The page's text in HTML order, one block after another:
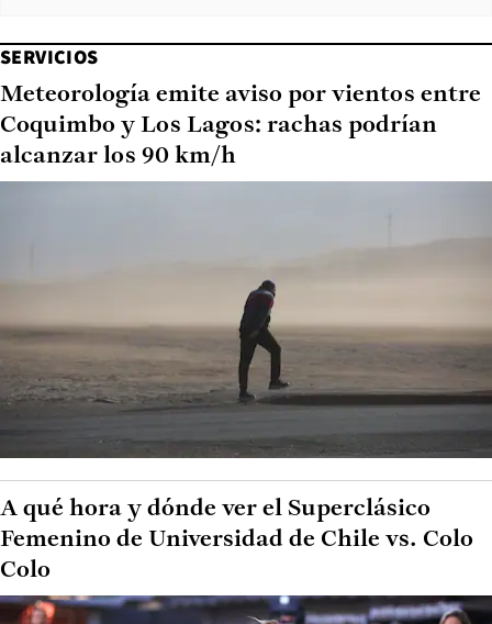
SERVICIOS
Meteorología emite aviso por vientos entre
Coquimbo y Los Lagos: rachas podrían
alcanzar los 90 km/h
A qué hora y dónde ver el Superclásico
Femenino de Universidad de Chile vs. Colo
Colo